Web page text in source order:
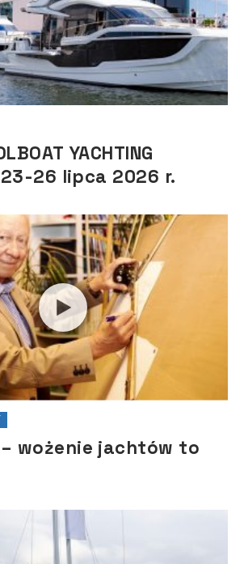
YACHTING
23-26 lipca 2026 r.
wożenie jachtów to